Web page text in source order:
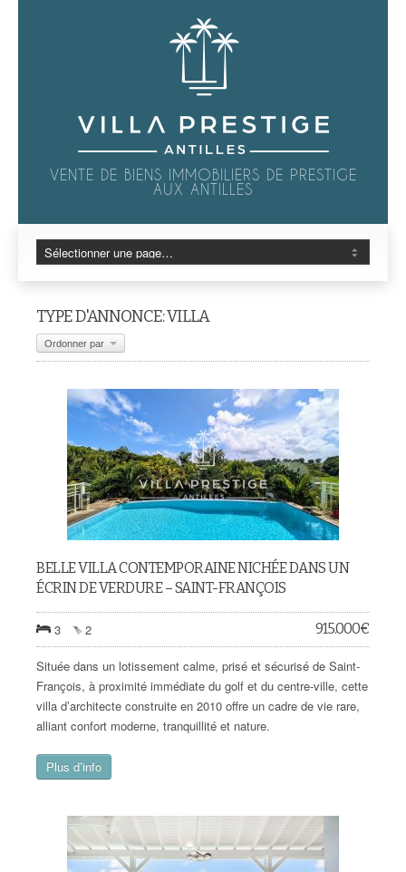
VENTE DE BIENS IMMOBILIERS DE PRESTIGE
AUX ANTILLES
TYPE D'ANNONCE: VILLA
Ordonner par
BELLE VILLA CONTEMPORAINE NICHÉE DANS UN
ÉCRIN DE VERDURE – SAINT-FRANÇOIS
3 2 915.000€
Située dans un lotissement calme, prisé et sécurisé de Saint-
François, à proximité immédiate du golf et du centre-ville, cette
villa d’architecte construite en 2010 offre un cadre de vie rare,
alliant confort moderne, tranquillité et nature.
Plus d’info